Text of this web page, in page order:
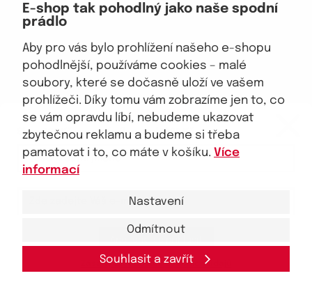
E-shop tak pohodlný jako naše spodní
prádlo
Aby pro vás bylo prohlížení našeho e-shopu
pohodlnější, používáme cookies – malé
soubory, které se dočasně uloží ve vašem
prohlížeči. Díky tomu vám zobrazíme jen to, co
se vám opravdu líbí, nebudeme ukazovat
zbytečnou reklamu a budeme si třeba
pamatovat i to, co máte v košíku. Více
informací
Nastavení
Odmítnout
Souhlasit a zavřít
Velkoobchod
Vrácení zboží, reklamace
Obchodní podmínky
Průvodce spokojené ženy
Staňte se naším fanouškem
Jsme důvěryhodný obchod
Obchodní podmínky GDPR Mapa stránek
eKAPO KLUB
Sleva 100 Kč na první nákupnad 1000 Kč
Zásady zpracováníosobníchúdajů